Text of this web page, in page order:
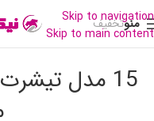
Skip to navigation
Skip to main content
منوتخفیف
15 مدل